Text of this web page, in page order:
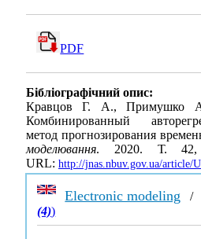
PDF
Бібліографічний опис:
Кравцов Г. А.,
Комбинированный
метод прогнозирования
моделювання. 2020. Т.
URL: http://jnas.nbuv.gov.ua/article/
Electronic modeling /
(4))